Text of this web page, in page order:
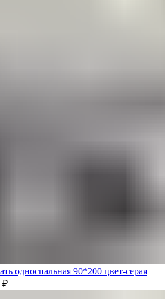
односпальная 90*200 цвет-серая
₽